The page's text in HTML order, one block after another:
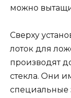
можно
Сверху
лоток для
производят
стекла. Они
специальные